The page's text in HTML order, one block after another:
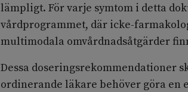
lämpligt. För varje symtom i detta
vårdprogrammet, där icke-
multimodala omvårdnadsåtgärder
Dessa doseringsrekommendationer
ordinerande läkare behöver göra en